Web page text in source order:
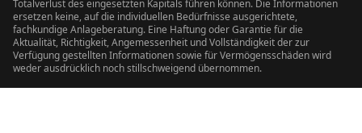
Totalverlust des eingesetzten Kapitals führen können. Die Informationen
ersetzen keine, auf die individuellen Bedürfnisse ausgerichtete,
fachkundige Anlageberatung. Eine Haftung oder Garantie für die
Aktualität, Richtigkeit, Angemessenheit und Vollständigkeit der zur
Verfügung gestellten Informationen sowie für Vermögensschäden wird
weder ausdrücklich noch stillschweigend übernommen.